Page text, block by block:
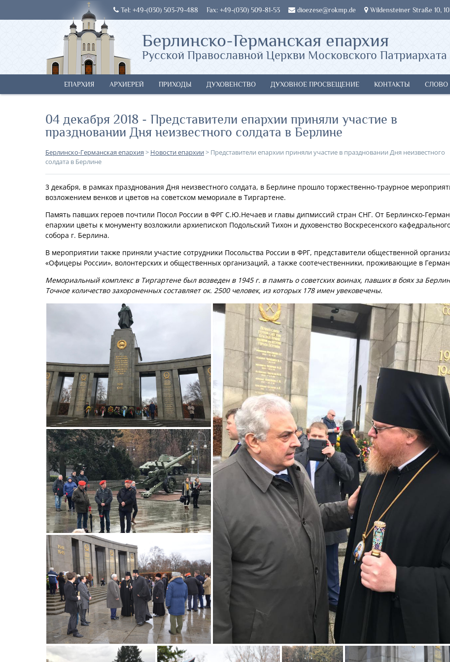
Tel: +49-(030) 503-79-488 Fax: +49-(030) 509-81-53 dioezese@rokmp.de Wildensteiner Straße 10,
Берлинско-Германская епархия
Русской Православной Церкви Московского Патриархата
ЕПАРХИЯ АРХИЕРЕЙ ПРИХОДЫ ДУХОВЕНСТВО ДУХОВНОЕ ПРОСВЕЩЕНИЕ КОНТАКТЫ СЛОВО
04 декабря 2018 - Представители епархии приняли участие в
праздновании Дня неизвестного солдата в Берлине
Берлинско-Германская епархия > Новости епархии> Представители епархии приняли участие в праздновании Дня неизвестного
солдата в Берлине
3 декабря, в рамках празднования Дня неизвестного солдата, в Берлине прошло торжественно-траурное
возложением венков и цветов на советском мемориале в Тиргартене.
Память павших героев почтили Посол России в ФРГ С.Ю.Нечаев и главы дипмиссий стран СНГ. От Берлинско-
епархии цветы к монументу возложили архиепископ Подольский Тихон и духовенство Воскресенского
собора г. Берлина.
В мероприятии также приняли участие сотрудники Посольства России в ФРГ, представители общественной
«Офицеры России», волонтерских и общественных организаций, а также соотечественники, проживающие в
Мемориальный комплекс в Тиргартене был возведен в 1945 г. в память о советских воинах, павших в боях за
Точное количество захороненных составляет ок. 2500 человек, из которых 178 имен увековечены.